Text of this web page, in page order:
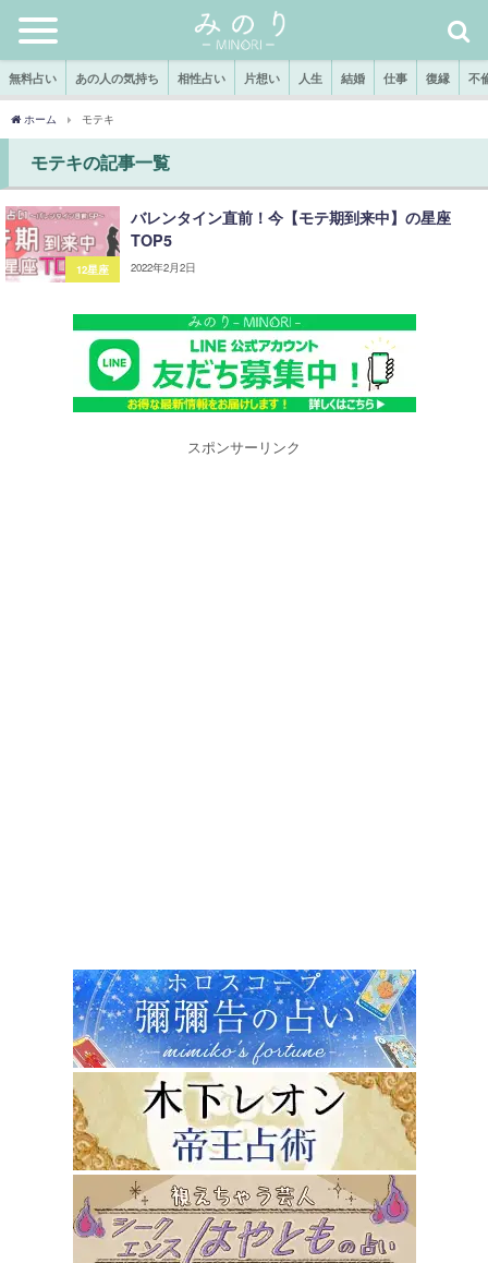
無料占い あの人の気持ち 相性占い 片想い 人生 結婚 仕事 復縁 不
ホーム モテキ
モテキの記事一覧
12星座
バレンタイン直前！今【モテ期到来中】の星座
TOP5
2022年2月2日
スポンサーリンク